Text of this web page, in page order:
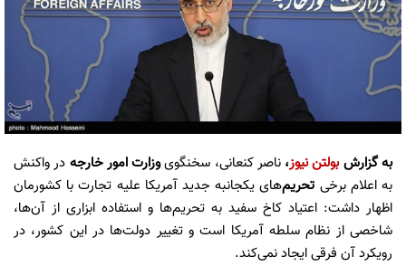
به گزارشبولتن نیوز، ناصر کنعانی، سخنگویوزارت امور خارجه در واکنش
به اعلام برخی تحریم‌های یکجانبه جدید آمریکا علیه تجارت با کشورمان
اظهار داشت: اعتیاد کاخ سفید به تحریم‌ها و استفاده ابزاری از آن‌ها،
شاخصی از نظام سلطه آمریکا است و تغییر دولت‌ها در این کشور، در
رویکرد آن فرقی ایجاد نمی‌کند.